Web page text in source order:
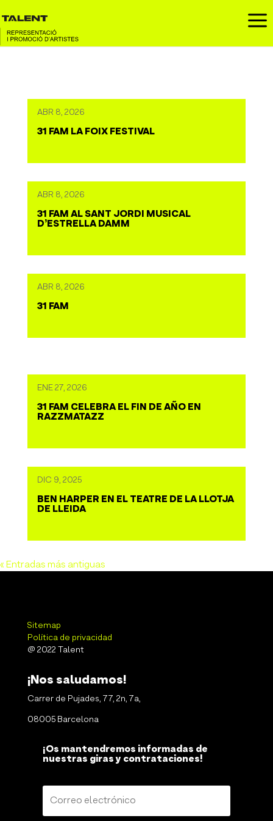
a
ABR 8, 2026
31 FAM LA FOIX FESTIVAL
ABR 8, 2026
31 FAM AL SANT JORDI MUSICAL
D’ESTRELLA DAMM
ABR 8, 2026
31 FAM
ENE 27, 2026
31 FAM CELEBRA EL FIN DE AÑO EN
RAZZMATAZZ
DIC 9, 2025
BEN HARPER EN EL TEATRE DE LA LLOTJA
DE LLEIDA
« Entradas más antiguas
Sitemap
Política de privacidad
@ 2022 Talent
¡Nos saludamos!
Carrer de Pujades, 77, 2n, 7a,
08005 Barcelona
¡Os mantendremos informadas de
nuestras giras y contrataciones!